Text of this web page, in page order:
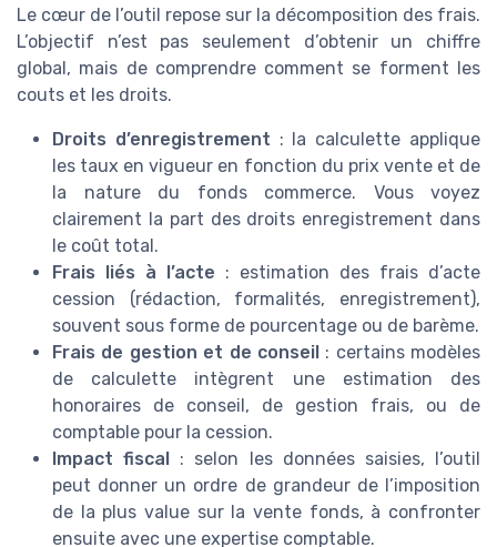
Le cœur de l’outil repose sur la décomposition des frais.
L’objectif n’est pas seulement d’obtenir un chiffre
global, mais de comprendre comment se forment les
couts et les droits.
Droits d’enregistrement : la calculette applique
les taux en vigueur en fonction du prix vente et de
la nature du fonds commerce. Vous voyez
clairement la part des droits enregistrement dans
le coût total.
Frais liés à l’acte : estimation des frais d’acte
cession (rédaction, formalités, enregistrement),
souvent sous forme de pourcentage ou de barème.
Frais de gestion et de conseil: certains modèles
de calculette intègrent une estimation des
honoraires de conseil, de gestion frais, ou de
comptable pour la cession.
Impact fiscal : selon les données saisies, l’outil
peut donner un ordre de grandeur de l’imposition
de la plus value sur la vente fonds, à confronter
ensuite avec une expertise comptable.